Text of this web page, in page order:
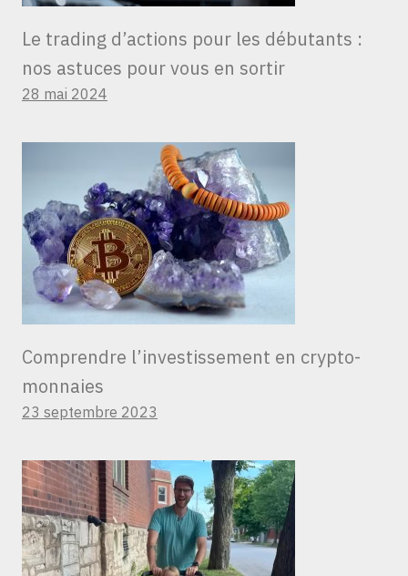
Le trading d’actions pour les débutants :
nos astuces pour vous en sortir
28 mai 2024
Comprendre l’investissement en crypto-
monnaies
23 septembre 2023